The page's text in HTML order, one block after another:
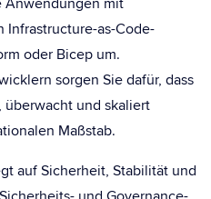
Infrastructure-as-Code-
oder Bicep um.
sorgen Sie dafür, dass
und skaliert
Maßstab.
auf Sicherheit, Stabilität und